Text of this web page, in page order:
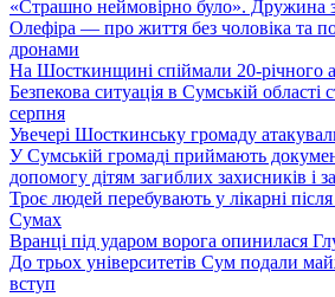
«Страшно неймовірно було». Дружина
Олефіра — про життя без чоловіка та
дронами
На Шосткинщині спіймали 20-річного
Безпекова ситуація в Сумській області
серпня
Увечері Шосткинську громаду
У Сумській громаді приймають
допомогу дітям загиблих захисників і
Троє людей перебувають у лікарні
Сумах
Вранці під ударом ворога опинилася
До трьох університетів Сум подали
вступ